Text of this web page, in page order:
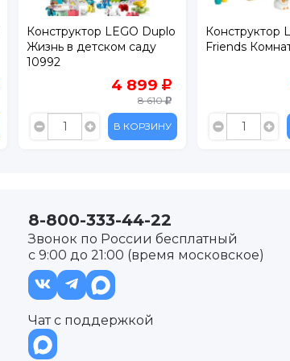
LEGO Duplo
в детском саду
В КОРЗИНУ
Конструктор Lego
Friends Комната Лео
В
8-800-333-44-22
Звонок по России бесплатный
с 9:00 до 21:00 (время московское)
Чат с поддержкой